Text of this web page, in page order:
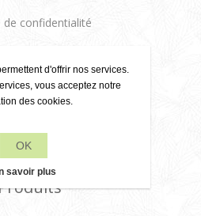
de confidentialité
de livraison
nous
d'offrir nos services.
vous acceptez notre
des cookies.
OK
savoir plus